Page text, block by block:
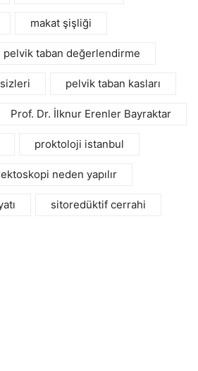
makat şişliği
pelvik taban değerlendirme
pelvik taban kasları
Prof. Dr. İlknur Erenler Bayraktar
proktoloji istanbul
neden yapılır
sitoredüktif cerrahi